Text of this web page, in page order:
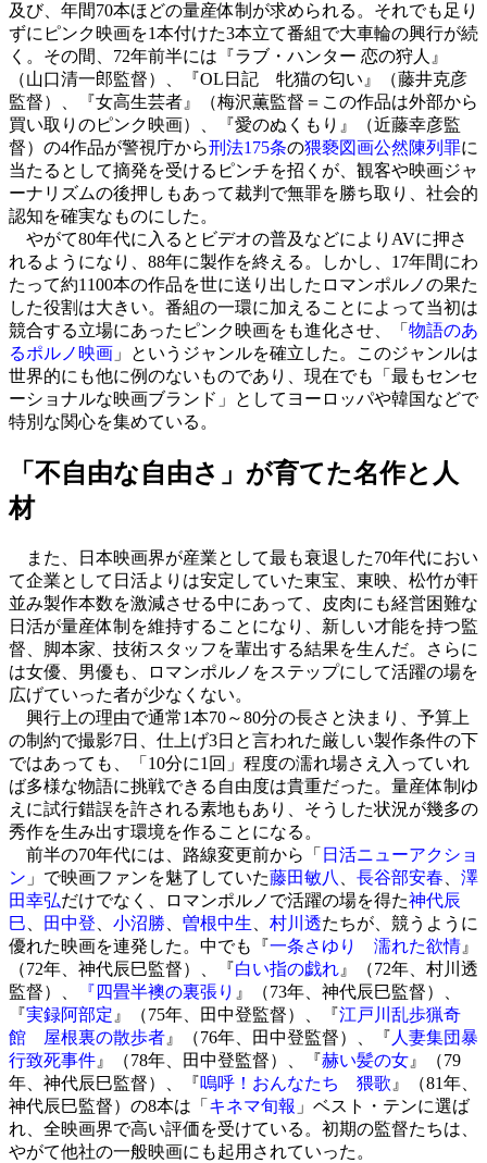
及び、年間70本ほどの量産体制が求められる。それでも足り
ずにピンク映画を1本付けた3本立て番組で大車輪の興行が続
く。その間、72年前半には『ラブ・ハンター 恋の狩人』
（山口清一郎監督）、『OL日記 牝猫の匂い』（藤井克彦
監督）、『女高生芸者』（梅沢薫監督＝この作品は外部から
買い取りのピンク映画）、『愛のぬくもり』（近藤幸彦監
督）の4作品が警視庁から刑法175条の猥褻図画公然陳列罪に
当たるとして摘発を受けるピンチを招くが、観客や映画ジャ
ーナリズムの後押しもあって裁判で無罪を勝ち取り、社会的
認知を確実なものにした。
やがて80年代に入るとビデオの普及などによりAVに押さ
れるようになり、88年に製作を終える。しかし、17年間にわ
たって約1100本の作品を世に送り出したロマンポルノの果た
した役割は大きい。番組の一環に加えることによって当初は
競合する立場にあったピンク映画をも進化させ、「 物語のあ
るポルノ映画 」というジャンルを確立した。このジャンルは
世界的にも他に例のないものであり、現在でも「最もセンセ
ーショナルな映画ブランド」としてヨーロッパや韓国などで
特別な関心を集めている。
「不自由な自由さ」が育てた名作と人
材
また、日本映画界が産業として最も衰退した70年代におい
て企業として日活よりは安定していた東宝、東映、松竹が軒
並み製作本数を激減させる中にあって、皮肉にも経営困難な
日活が量産体制を維持することになり、新しい才能を持つ監
督、脚本家、技術スタッフを輩出する結果を生んだ。さらに
は女優、男優も、ロマンポルノをステップにして活躍の場を
広げていった者が少なくない。
興行上の理由で通常1本70～80分の長さと決まり、予算上
の制約で撮影7日、仕上げ3日と言われた厳しい製作条件の下
ではあっても、「10分に1回」程度の濡れ場さえ入っていれ
ば多様な物語に挑戦できる自由度は貴重だった。量産体制ゆ
えに試行錯誤を許される素地もあり、そうした状況が幾多の
秀作を生み出す環境を作ることになる。
前半の70年代には、路線変更前から「 日活ニューアクショ
ン 」で映画ファンを魅了していた藤田敏八 長谷部安春
澤
田幸弘だけでなく、ロマンポルノで活躍の場を得た神代辰
巳
田中登 小沼勝 曽根中生 村川透たちが、競うように
優れた映画を連発した。中でも『一条さゆり 濡れた欲情 』
（72年、神代辰巳監督）、『白い指の戯れ 』（72年、村川透
監督）、
『四畳半襖の裏張り 』（73年、神代辰巳監督）、
『実録阿部定 』（75年、田中登監督）、『江戸川乱歩猟奇
館 屋根裏の散歩者 』（76年、田中登監督）、『 人妻集団暴
行致死事件 』（78年、田中登監督）、『赫い髪の女 』（79
年、神代辰巳監督）、『嗚呼！おんなたち 猥歌 』（81年、
神代辰巳監督）の8本は「 キネマ旬報 」ベスト・テンに選ば
れ、全映画界で高い評価を受けている。初期の監督たちは、
やがて他社の一般映画にも起用されていった。